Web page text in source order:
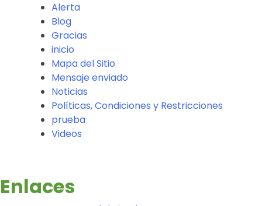
Alerta
Blog
Gracias
inicio
Mapa del Sitio
Mensaje enviado
Noticias
Políticas, Condiciones y Restricciones
prueba
Videos
Enlaces